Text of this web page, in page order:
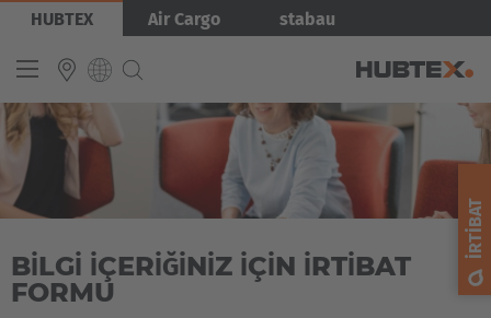
atla
HUBTEX Air Cargo stabau
INTERNATIONAL
English
Español
Français
Görsel
BİLGİ İÇERİĞİNİZ İÇİN İRTİBAT
FORMU
İRTIBAT